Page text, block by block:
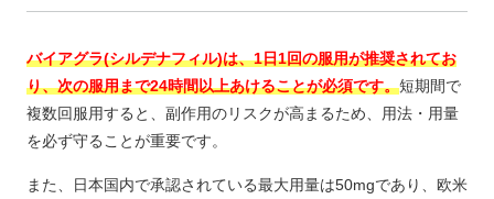
バイアグラ(シルデナフィル)は、1日1回の服用が推奨されてお
り、次の服用まで24時間以上あけることが必須です。短期間で
複数回服用すると、副作用のリスクが高まるため、用法・用量
を必ず守ることが重要です。
また、日本国内で承認されている最大用量は50mgであり、欧米